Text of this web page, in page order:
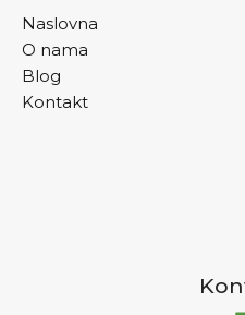
Naslovna
O nama
Blog
Kontakt